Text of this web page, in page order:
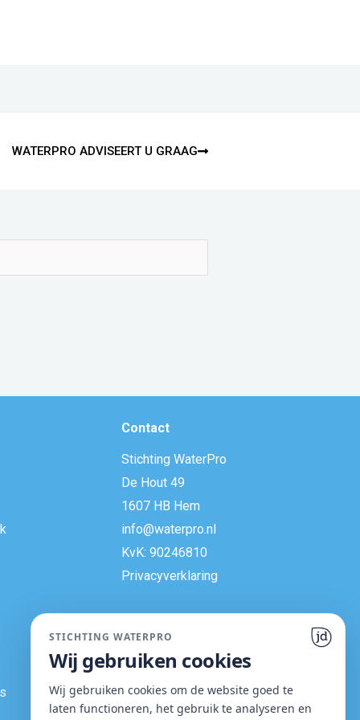
WATERPRO ADVISEERT U GRAAG
Contact
Stichting WaterPro
De Hout 49
1607 HB Hem
info@waterpro.nl
KvK: 90246810
Privacyverklaring​
STICHTING WATERPRO
Wij gebruiken cookies
Wij gebruiken cookies om de website goed te
laten functioneren, het gebruik te analyseren en